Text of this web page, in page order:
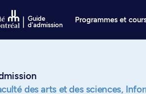
Guide
d'admission
Programmes et
des arts et des sciences,